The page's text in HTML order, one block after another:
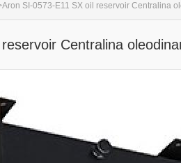
Aron SI-0573-E11 SX oil reservoir Centralina
Centralina